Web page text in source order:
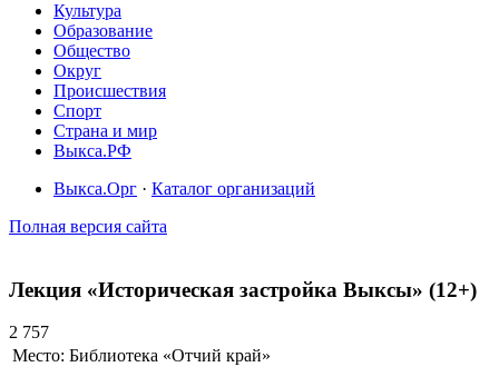
Культура
Образование
Общество
Округ
Происшествия
Спорт
Страна и мир
Выкса.РФ
Выкса.Орг · Каталог организаций
Полная версия сайта
Лекция «Историческая застройка Выксы» (12+)
2 757
Место: Библиотека «Отчий край»